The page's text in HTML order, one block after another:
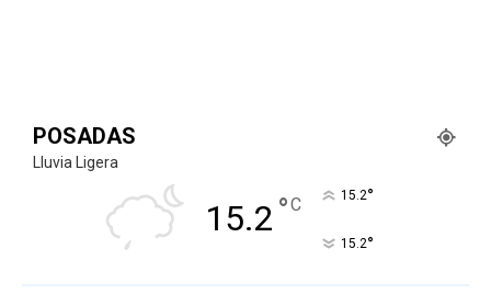
POSADAS
Lluvia Ligera
15.2 °C 15.2°
15.2°